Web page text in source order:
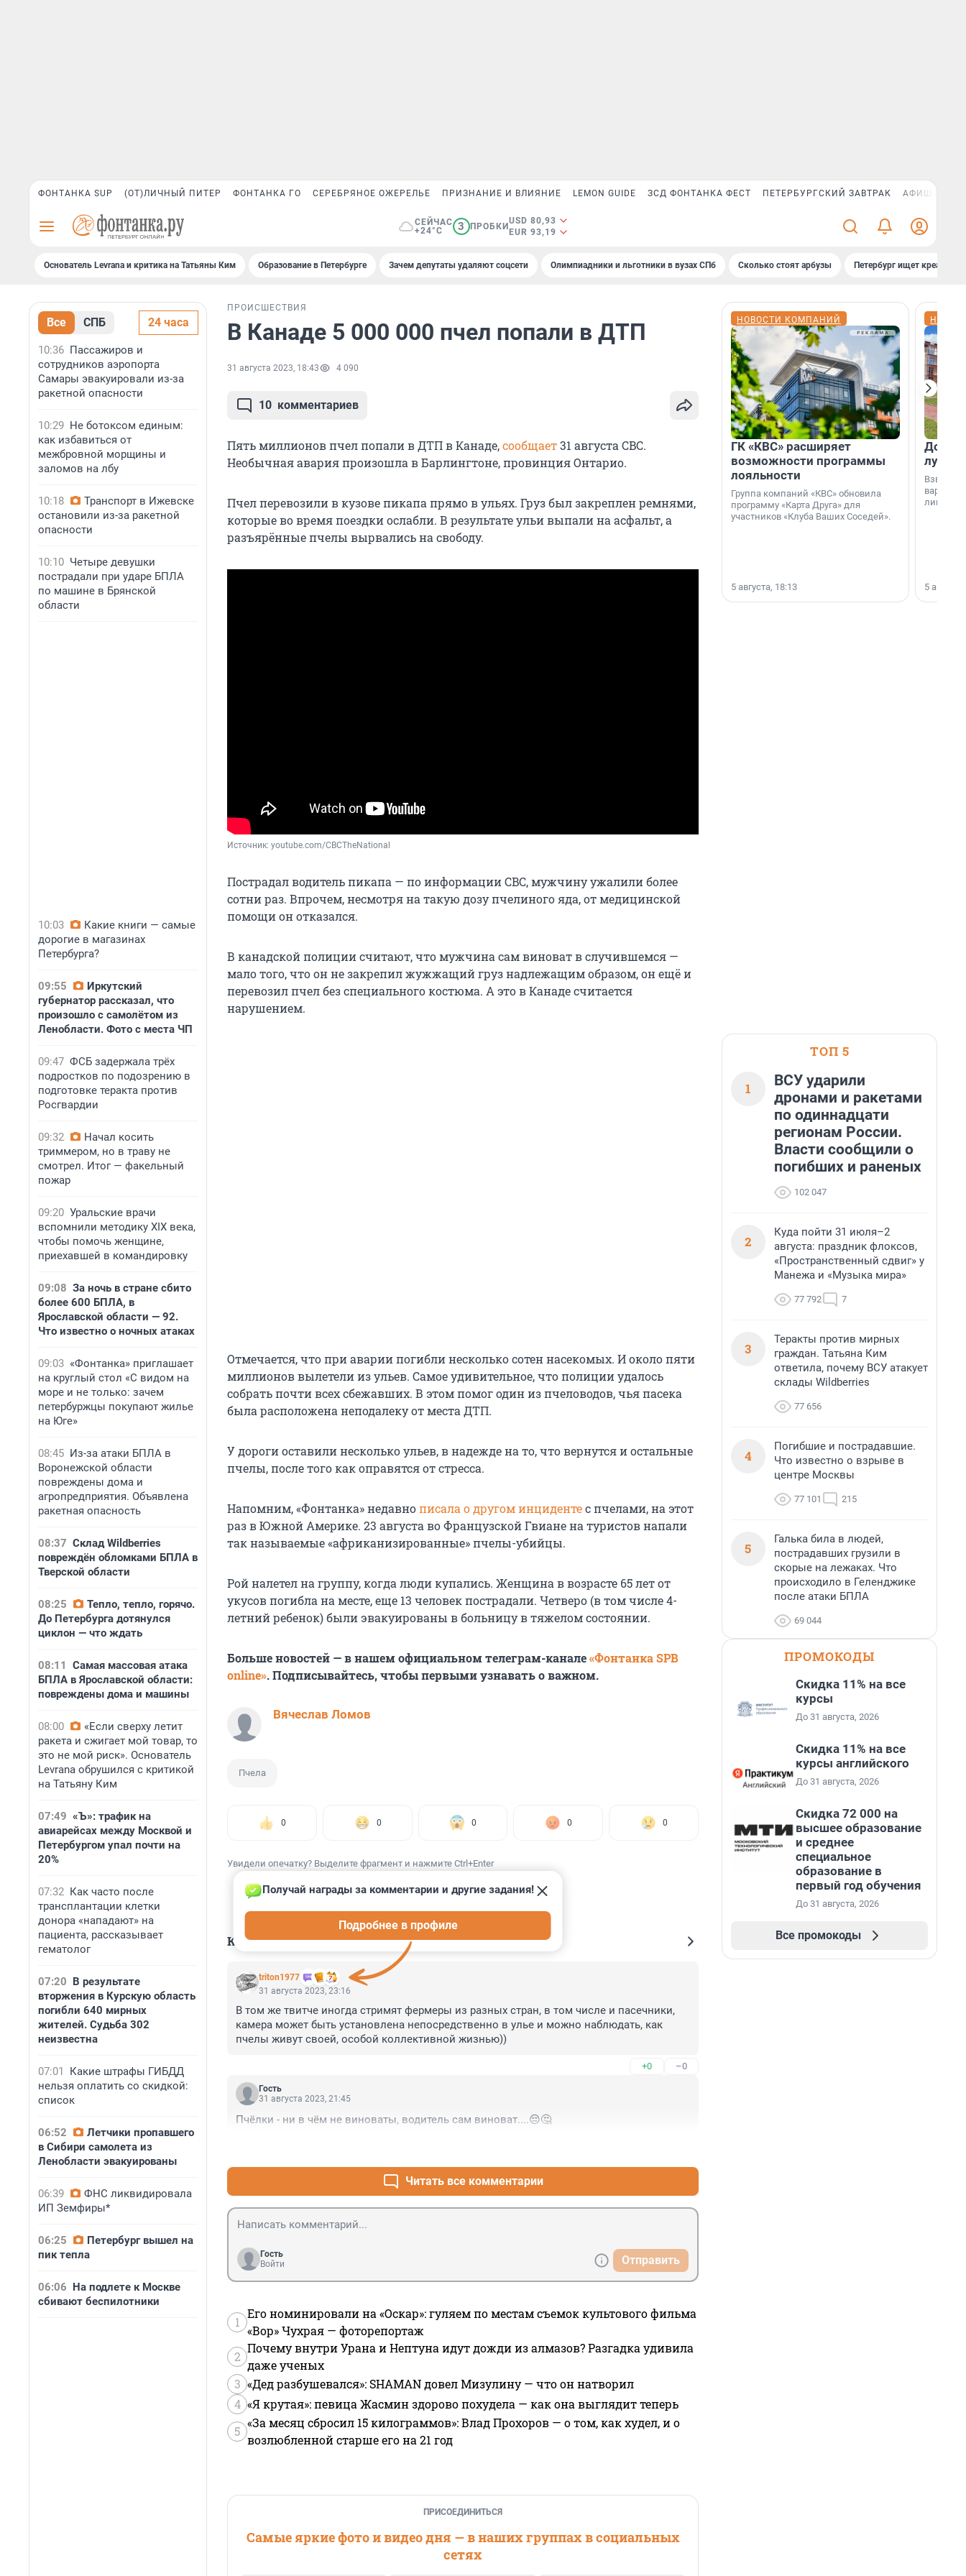
ФОНТАНКА SUP (ОТ)ЛИЧНЫЙ ПИТЕР ФОНТАНКА ГО СЕРЕБРЯНОЕ ОЖЕРЕЛЬЕ ПРИЗНАНИЕ И ВЛИЯНИЕ LEMON GUIDE ЗСД ФОНТАНКА ФЕСТ ПЕТЕРБУРГСКИЙ ЗАВТРАК АФИША PLUS
СЕЙЧАС
+24°C
3 ПРОБКИ
USD 80,93
EUR 93,19
Основатель Levrana и критика на Татьяны Ким Образование в Петербурге Зачем депутаты удаляют соцсети Олимпиадники и льготники в вузах СПб Сколько стоят арбузы Петербург ищет креатив
Все СПБ 24 часа
10:36 Пассажиров и
сотрудников аэропорта
Самары эвакуировали из-за
ракетной опасности
10:29 Не ботоксом единым:
как избавиться от
межбровной морщины и
заломов на лбу
10:18
Транспорт в Ижевске
остановили из-за ракетной
опасности
10:10 Четыре девушки
пострадали при ударе БПЛА
по машине в Брянской
области
10:03
Какие книги — самые
дорогие в магазинах
Петербурга?
09:55
Иркутский
губернатор рассказал, что
произошло с самолётом из
Ленобласти. Фото с места ЧП
09:47 ФСБ задержала трёх
подростков по подозрению в
подготовке теракта против
Росгвардии
09:32
Начал косить
триммером, но в траву не
смотрел. Итог — факельный
пожар
09:20 Уральские врачи
вспомнили методику XIX века,
чтобы помочь женщине,
приехавшей в командировку
09:08 За ночь в стране сбито
более 600 БПЛА, в
Ярославской области — 92.
Что известно о ночных атаках
09:03 «Фонтанка» приглашает
на круглый стол «С видом на
море и не только: зачем
петербуржцы покупают жилье
на Юге»
08:45 Из-за атаки БПЛА в
Воронежской области
повреждены дома и
агропредприятия. Объявлена
ракетная опасность
08:37 Склад Wildberries
повреждён обломками БПЛА в
Тверской области
08:25
Тепло, тепло, горячо.
До Петербурга дотянулся
циклон — что ждать
08:11
Самая массовая атака
БПЛА в Ярославской области:
повреждены дома и машины
08:00
«Если сверху летит
ракета и сжигает мой товар, то
это не мой риск». Основатель
Levrana обрушился с критикой
на Татьяну Ким
07:49 «Ъ»: трафик на
авиарейсах между Москвой и
Петербургом упал почти на
20%
07:32 Как часто после
трансплантации клетки
донора «нападают» на
пациента, рассказывает
гематолог
07:20 В результате
вторжения в Курскую область
погибли 640 мирных
жителей. Судьба 302
неизвестна
07:01
Какие штрафы ГИБДД
нельзя оплатить со скидкой:
список
06:52
Летчики пропавшего
в Сибири самолета из
Ленобласти эвакуированы
06:39
ФНС ликвидировала
ИП Земфиры*
06:25
Петербург вышел на
пик тепла
06:06 На подлете к Москве
сбивают беспилотники
ПРОИСШЕСТВИЯ
В Канаде 5 000 000 пчел попали в ДТП
31 августа 2023, 18:43 4 090
10 комментариев
Пять миллионов пчел попали в ДТП в Канаде,сообщает31 августа CBC.
Необычная авария произошла в Барлингтоне, провинция Онтарио.
Пчел перевозили в кузове пикапа прямо в ульях. Груз был закреплен ремнями,
которые во время поездки ослабли. В результате ульи выпали на асфальт, а
разъярённые пчелы вырвались на свободу.
Источник: youtube.com/CBCTheNational
Пострадал водитель пикапа — по информации CBC, мужчину ужалили более
сотни раз. Впрочем, несмотря на такую дозу пчелиного яда, от медицинской
помощи он отказался.
В канадской полиции считают, что мужчина сам виноват в случившемся —
мало того, что он не закрепил жужжащий груз надлежащим образом, он ещё и
перевозил пчел без специального костюма. А это в Канаде считается
нарушением.
Отмечается, что при аварии погибли несколько сотен насекомых. И около пяти
миллионов вылетели из ульев. Самое удивительное, что полиции удалось
собрать почти всех сбежавших. В этом помог один из пчеловодов, чья пасека
была расположена неподалеку от места ДТП.
У дороги оставили несколько ульев, в надежде на то, что вернутся и остальные
пчелы, после того как оправятся от стресса.
Напомним, «Фонтанка» недавнописала о другом инцидентес пчелами, на этот
раз в Южной Америке. 23 августа во Французской Гвиане на туристов напали
так называемые «африканизированные» пчелы-убийцы.
Рой налетел на группу, когда люди купались. Женщина в возрасте 65 лет от
укусов погибла на месте, еще 13 человек пострадали. Четверо (в том числе 4-
летний ребенок) были эвакуированы в больницу в тяжелом состоянии.
Больше новостей — в нашем официальном телеграм-канале«Фонтанка SPB
online». Подписывайтесь, чтобы первыми узнавать о важном.
Вячеслав Ломов
Пчела
0 0 0 0 0
Увидели опечатку? Выделите фрагмент и нажмите Ctrl+Enter
КОММЕНТАРИИ 10
triton1977
Получай награды за комментарии и другие задания!
Подробнее в профиле
31 августа 2023, 23:16
В том же твитче иногда стримят фермеры из разных стран, в том числе и пасечники,
камера может быть установлена непосредственно в улье и можно наблюдать, как
пчелы живут своей, особой коллективной жизнью))
+0 –0
Гость
31 августа 2023, 21:45
Пчёлки - ни в чём не виноваты, водитель сам виноват....😔🤔
Читать все комментарии
Гость
Войти
Отправить
1
Его номинировали на «Оскар»: гуляем по местам съемок культового фильма
«Вор» Чухрая — фоторепортаж
2
Почему внутри Урана и Нептуна идут дожди из алмазов? Разгадка удивила
даже ученых
3 «Дед разбушевался»: SHAMAN довел Мизулину — что он натворил
4 «Я крутая»: певица Жасмин здорово похудела — как она выглядит теперь
5
«За месяц сбросил 15 килограммов»: Влад Прохоров — о том, как худел, и о
возлюбленной старше его на 21 год
ПРИСОЕДИНИТЬСЯ
Самые яркие фото и видео дня — в наших группах в социальных
сетях
НОВОСТИ КОМПАНИЙ
ГК «КВС» расширяет
возможности программы
лояльности
Группа компаний «КВС» обновила
программу «Карта Друга» для
участников «Клуба Ваших Соседей».
5 августа, 18:13
Дом
лучше
лишнего
5
ТОП 5
1
ВСУ ударили
дронами и ракетами
по одиннадцати
регионам России.
Власти сообщили о
погибших и раненых
102 047
2
Куда пойти 31 июля–2
августа: праздник флоксов,
«Пространственный сдвиг» у
Манежа и «Музыка мира»
77 792 7
3
Теракты против мирных
граждан. Татьяна Ким
ответила, почему ВСУ атакует
склады Wildberries
77 656
4
Погибшие и пострадавшие.
Что известно о взрыве в
центре Москвы
77 101 215
5
Галька била в людей,
пострадавших грузили в
скорые на лежаках. Что
происходило в Геленджике
после атаки БПЛА
69 044
ПРОМОКОДЫ
Скидка 11% на все
курсы
До 31 августа, 2026
Скидка 11% на все
курсы английского
До 31 августа, 2026
Скидка 72 000 на
высшее образование
и среднее
специальное
образование в
первый год обучения
До 31 августа, 2026
Все промокоды